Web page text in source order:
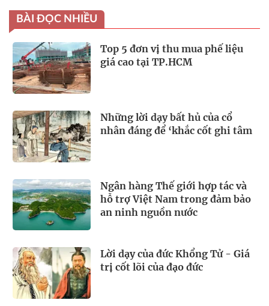
BÀI ĐỌC NHIỀU
Top 5 đơn vị thu mua phế liệu
giá cao tại TP.HCM
Những lời dạy bất hủ của cổ
nhân đáng để ‘khắc cốt ghi tâm
Ngân hàng Thế giới hợp tác và
hỗ trợ Việt Nam trong đảm bảo
an ninh nguồn nước
Lời dạy của đức Khổng Tử - Giá
trị cốt lõi của đạo đức